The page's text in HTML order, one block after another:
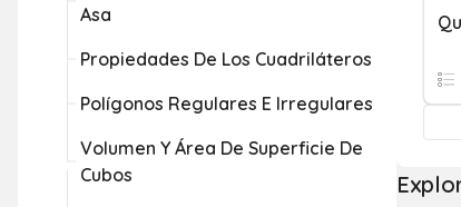
Asa
Propiedades De Los Cuadriláteros
Polígonos Regulares E Irregulares
Volumen Y Área De Superficie De
Cubos